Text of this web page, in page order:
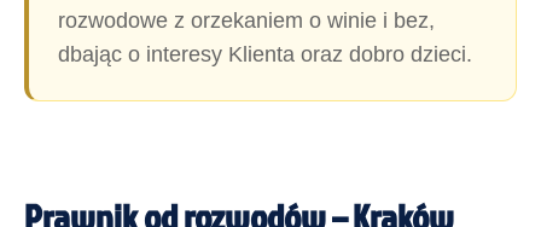
rozwodowe z orzekaniem o winie i bez,
dbając o interesy Klienta oraz dobro dzieci.